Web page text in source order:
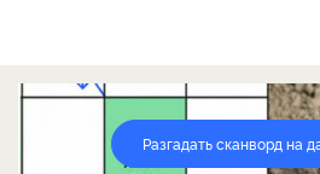
Разгадать сканворд на